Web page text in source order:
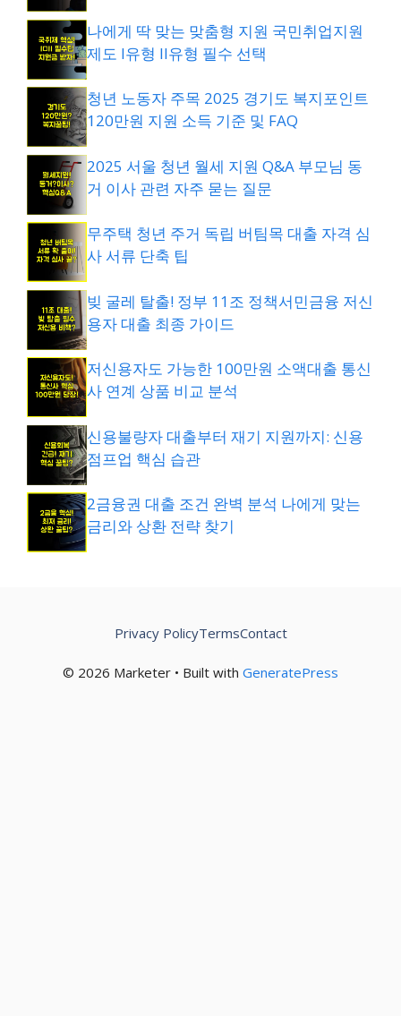
나에게 딱 맞는 맞춤형 지원 국민취업지원
제도 I유형 II유형 필수 선택
청년 노동자 주목 2025 경기도 복지포인트
120만원 지원 소득 기준 및 FAQ
2025 서울 청년 월세 지원 Q&A 부모님 동
거 이사 관련 자주 묻는 질문
무주택 청년 주거 독립 버팀목 대출 자격 심
사 서류 단축 팁
빚 굴레 탈출! 정부 11조 정책서민금융 저신
용자 대출 최종 가이드
저신용자도 가능한 100만원 소액대출 통신
사 연계 상품 비교 분석
신용불량자 대출부터 재기 지원까지: 신용
점프업 핵심 습관
2금융권 대출 조건 완벽 분석 나에게 맞는
금리와 상환 전략 찾기
© 2026 Marketer • Built with GeneratePress
Privacy PolicyTermsContact